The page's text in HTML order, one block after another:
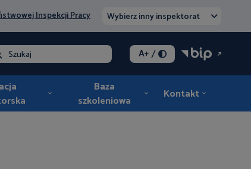
Inspekcji Pracy Wybierz inny inspektorat
Szukaj A+/
Baza
szkoleniowa
Kontakt